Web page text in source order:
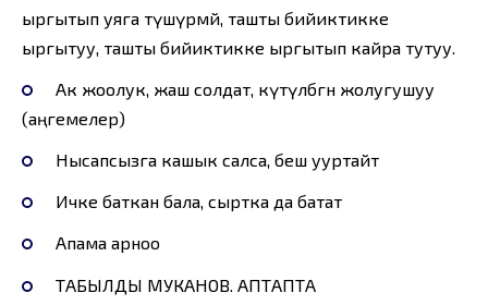
ыргытып уяга түшүрмөй, ташты бийиктикке
ыргытуу, ташты бийиктикке ыргытып кайра тутуу.
Ак жоолук, жаш солдат, күтүлбөгөн жолугушуу
(аңгемелер)
Нысапсызга кашык салса, беш ууртайт
Ичке баткан бала, сыртка да батат
Апама арноо
ТАБЫЛДЫ МУКАНОВ. АПТАПТА